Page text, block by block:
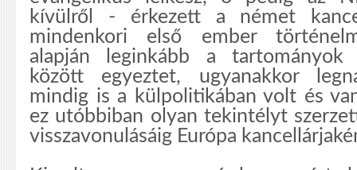
kívülről - érkezett a német
mindenkori első ember
alapján leginkább a tartományok
között egyeztet, ugyanakkor
mindig is a külpolitikában volt és
ez utóbbiban olyan tekintélyt
visszavonulásáig Európa